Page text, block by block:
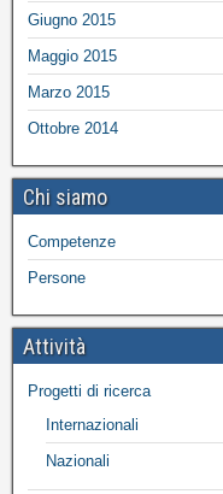
Giugno 2015
Maggio 2015
Marzo 2015
Ottobre 2014
Chi siamo
Competenze
Persone
Attività
Progetti di ricerca
Internazionali
Nazionali